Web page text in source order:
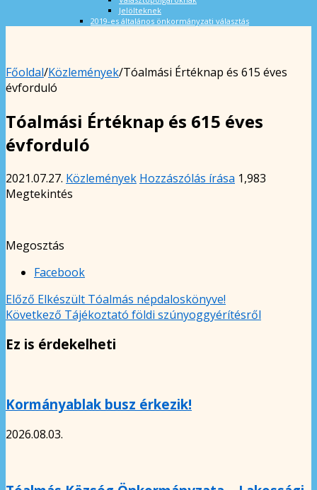
Jelölteknek
2019-es általános önkormányzati választás
Főoldal/Közlemények/Tóalmási Értéknap és 615 éves
évforduló
Tóalmási Értéknap és 615 éves
évforduló
2021.07.27. Közlemények Hozzászólás írása 1,983
Megtekintés
Megosztás
Facebook
Előző Elkészült Tóalmás népdaloskönyve!
Következő Tájékoztató földi szúnyoggyérítésről
Ez is érdekelheti
Kormányablak busz érkezik!
2026.08.03.